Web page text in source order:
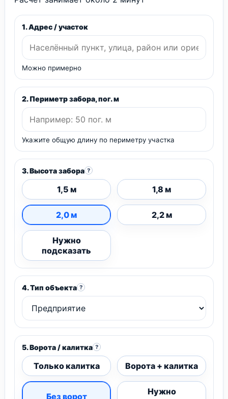
1. Адрес / участок
Можно примерно
2. Периметр забора, пог. м
Укажите общую длину по периметру участка
3. Высота забора ?
1,5 м 1,8 м
2,0 м 2,2 м
Нужно
подсказать
4. Тип объекта ?
5. Ворота / калитка ?
Только калитка Ворота + калитка
Без ворот
Нужно